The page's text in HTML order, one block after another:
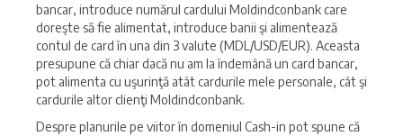
bancar, introduce numărul cardului Moldindconbank care
doreşte să fie alimentat, introduce banii şi alimentează
contul de card în una din 3 valute (MDL/USD/EUR). Aceasta
presupune că chiar dacă nu am la îndemână un card bancar,
pot alimenta cu uşurinţă atât cardurile mele personale, cât şi
cardurile altor clienţi Moldindconbank.
Despre planurile pe viitor în domeniul Cash-in pot spune că